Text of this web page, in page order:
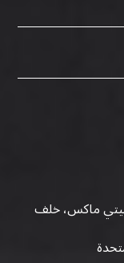
سيتي ماكس، خلف